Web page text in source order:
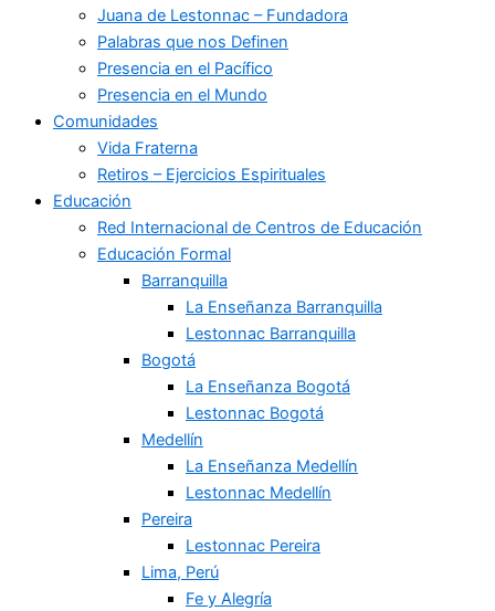
Juana de Lestonnac – Fundadora
Palabras que nos Definen
Presencia en el Pacífico
Presencia en el Mundo
Comunidades
Vida Fraterna
Retiros – Ejercicios Espirituales
Educación
Red Internacional de Centros de Educación
Educación Formal
Barranquilla
La Enseñanza Barranquilla
Lestonnac Barranquilla
Bogotá
La Enseñanza Bogotá
Lestonnac Bogotá
Medellín
La Enseñanza Medellín
Lestonnac Medellín
Pereira
Lestonnac Pereira
Lima, Perú
Fe y Alegría